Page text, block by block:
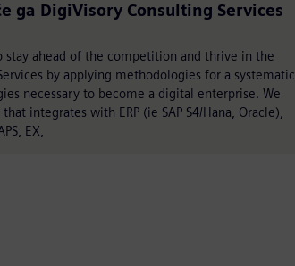
ga DigiVisory Consulting Services
ahead of the competition and thrive in the
by applying methodologies for a systematic
necessary to become a digital enterprise. We
integrates with ERP (ie SAP S4/Hana, Oracle),
EX,